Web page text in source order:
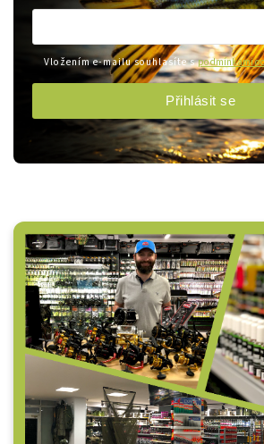
Vložením e-mailu souhlasíte spodmínkami
Přihlásit se